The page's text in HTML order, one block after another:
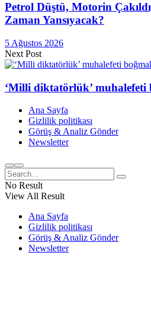
Petrol Düştü, Motorin
Zaman Yansıyacak?
5 Ağustos 2026
Next Post
‘Milli diktatörlük’ muhalefeti
Ana Sayfa
Gizlilik politikası
Görüş & Analiz Gönder
Newsletter
No Result
View All Result
Ana Sayfa
Gizlilik politikası
Görüş & Analiz Gönder
Newsletter